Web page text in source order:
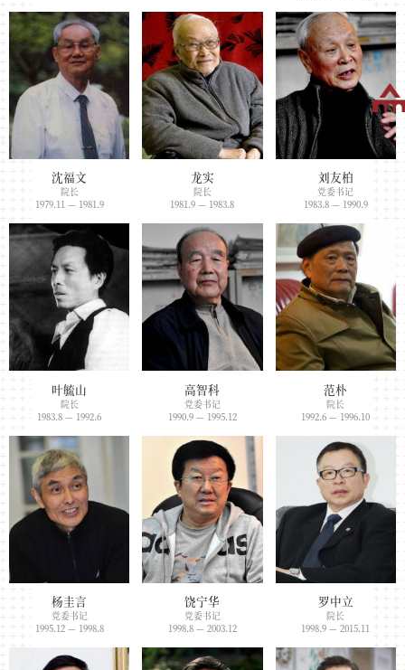
沈福文
院长
1979.11 — 1981.9
龙实
院长
1981.9 — 1983.8
刘友柏
党委书记
1983.8 — 1990.9
叶毓山
院长
1983.8 — 1992.6
高智科
党委书记
1990.9 — 1995.12
范朴
院长
1992.6 — 1996.10
杨圭言
党委书记
1995.12 — 1998.8
饶宁华
党委书记
1998.8 — 2003.12
罗中立
院长
1998.9 — 2015.11